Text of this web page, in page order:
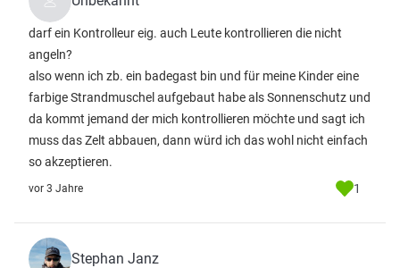
darf ein Kontrolleur eig. auch Leute kontrollieren die nicht
angeln?
also wenn ich zb. ein badegast bin und für meine Kinder eine
farbige Strandmuschel aufgebaut habe als Sonnenschutz und
da kommt jemand der mich kontrollieren möchte und sagt ich
muss das Zelt abbauen, dann würd ich das wohl nicht einfach
so akzeptieren.
vor 3 Jahre 1
Stephan Janz